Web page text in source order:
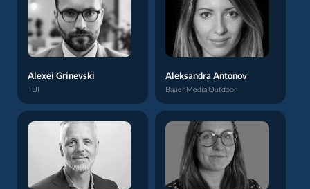
Alexei Grinevski
TUI
Aleksandra Antonov
Bauer Media Outdoor